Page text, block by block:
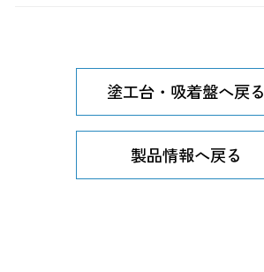
塗工台・吸着盤へ戻る
製品情報へ戻る